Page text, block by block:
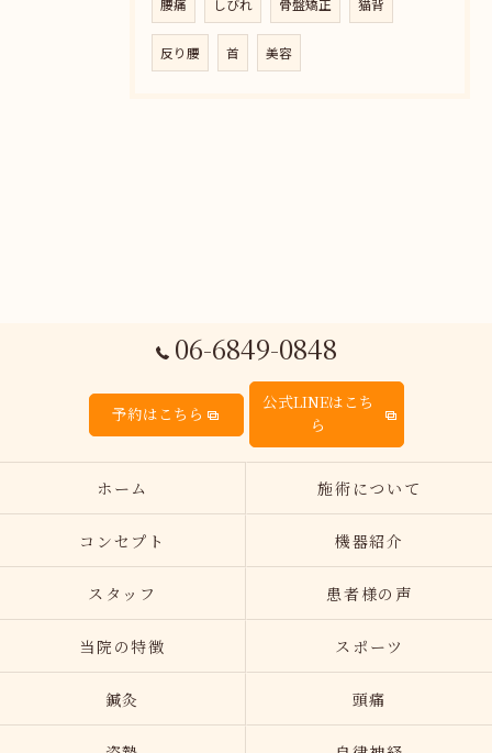
腰痛 しびれ 骨盤矯正 猫背
反り腰 首 美容
06-6849-0848
予約はこちら
公式LINEはこち
ら
ホーム 施術について
コンセプト 機器紹介
スタッフ 患者様の声
当院の特徴 スポーツ
鍼灸 頭痛